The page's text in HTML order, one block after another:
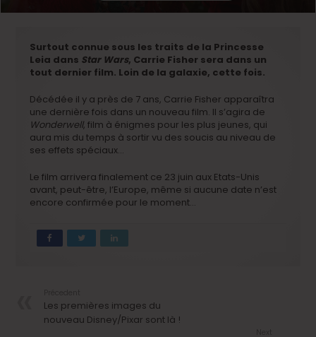
Surtout connue sous les traits de la Princesse
Leia dans Star Wars, Carrie Fisher sera dans un
tout dernier film. Loin de la galaxie, cette fois.
Décédée il y a près de 7 ans, Carrie Fisher apparaîtra
une dernière fois dans un nouveau film. Il s’agira de
Wonderwell, film à énigmes pour les plus jeunes, qui
aura mis du temps à sortir vu des soucis au niveau de
ses effets spéciaux…
Le film arrivera finalement ce 23 juin aux Etats-Unis
avant, peut-être, l’Europe, même si aucune date n’est
encore confirmée pour le moment…
Les premières images du
nouveau Disney/Pixar sont là !